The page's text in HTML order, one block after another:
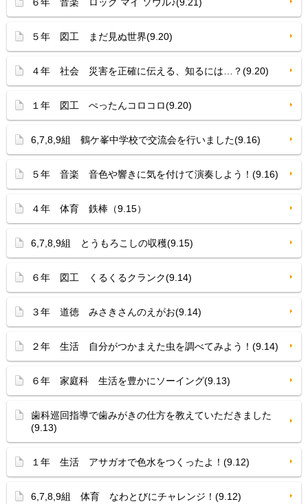
５年 図工 まだ見ぬ世界(9.20)
４年 社会 災害を正確に伝える、知るには…？(9.20)
１年 図工 ぺったんコロコロ(9.20)
6,7,8,9組 鶴ケ峯中学校で交流会を行いました(9.16)
５年 音楽 音色や響きに気を付けて演奏しよう！(9.16)
４年 体育 鉄棒（9.15）
6,7,8,9組 とうもろこしの収穫(9.15)
６年 図工 くるくるクランク(9.14)
３年 道徳 みさきさんのえがお(9.14)
２年 生活 自分がつかまえた虫を調べてみよう！(9.14)
６年 家庭科 生活を豊かにソーイング(9.13)
歯科巡回指導で歯みがきの仕方を教えていただきました
(9.13)
１年 生活 アサガオで色水をつくったよ！(9.12)
6,7,8,9組 体育 なわとびにチャレンジ！(9.12)